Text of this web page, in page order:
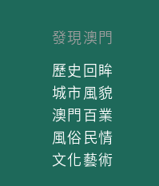
發現澳門
歷史回眸
城市風貌
澳門百業
風俗民情
文化藝術